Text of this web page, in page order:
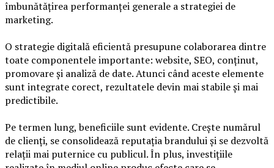
îmbunătățirea performanței generale a strategiei de
marketing.
O strategie digitală eficientă presupune colaborarea dintre
toate componentele importante: website, SEO, conținut,
promovare și analiză de date. Atunci când aceste elemente
sunt integrate corect, rezultatele devin mai stabile și mai
predictibile.
Pe termen lung, beneficiile sunt evidente. Crește numărul
de clienți, se consolidează reputația brandului și se dezvoltă
relații mai puternice cu publicul. În plus, investițiile